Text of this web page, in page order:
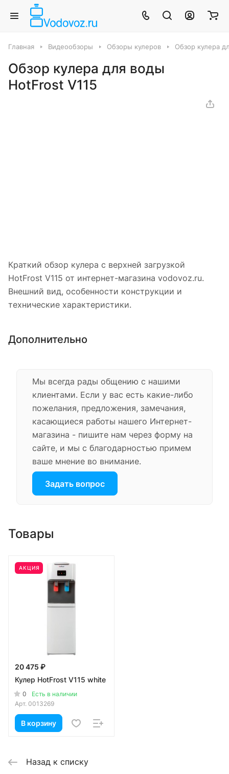
Главная Видеообзоры Обзоры кулеров Обзор кулера
Обзор кулера для воды
HotFrost V115
Краткий обзор кулера с верхней загрузкой
HotFrost V115 от интернет-магазина vodovoz.ru.
Внешний вид, особенности конструкции и
технические характеристики.
Дополнительно
Мы всегда рады общению с нашими
клиентами. Если у вас есть какие-либо
пожелания, предложения, замечания,
касающиеся работы нашего Интернет-
магазина - пишите нам через форму на
сайте, и мы с благодарностью примем
ваше мнение во внимание.
Задать вопрос
Товары
АКЦИЯ
20 475 ₽
Кулер HotFrost V115 white
0
Есть в наличии
Арт. 0013269
В корзину
Назад к списку